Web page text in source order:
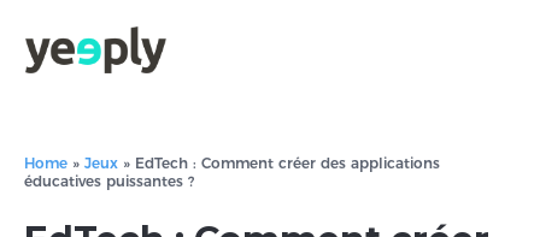
Home » Jeux » EdTech : Comment créer des applications
éducatives puissantes ?